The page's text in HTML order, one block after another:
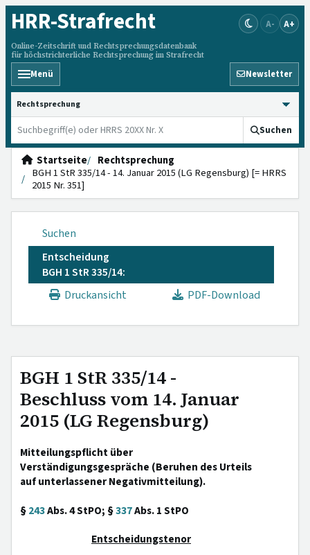
HRR-Strafrecht
Online-Zeitschrift und Rechtsprechungsdatenbank
für höchstrichterliche Rechtsprechung im Strafrecht
A- A+
Menü Newsletter
HRRS durchsuchen
Suchen
Startseite
Rechtsprechung
BGH 1 StR 335/14 - 14. Januar 2015 (LG Regensburg) [= HRRS
2015 Nr. 351]
Suchen
Entscheidung
BGH 1 StR 335/14:
Druckansicht
PDF-Download
BGH 1 StR 335/14 -
Beschluss vom 14. Januar
2015 (LG Regensburg)
Mitteilungspflicht über
Verständigungsgespräche (Beruhen des Urteils
auf unterlassener Negativmitteilung).
§243Abs. 4 StPO; §337Abs. 1 StPO
Entscheidungstenor